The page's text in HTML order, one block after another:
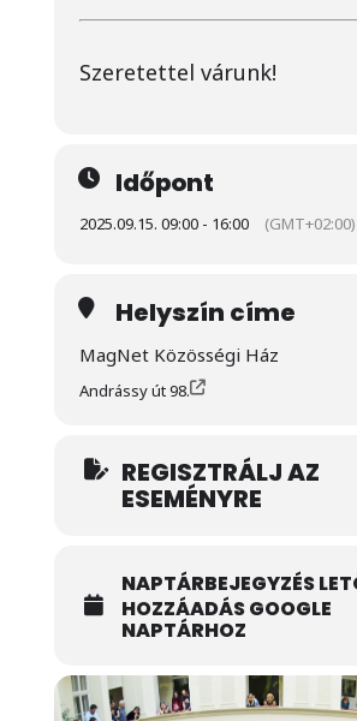
Szeretettel várunk!
Időpont
2025.09.15. 09:00 - 16:00 (GMT+02:00)
Helyszín címe
MagNet Közösségi Ház
Andrássy út 98.
REGISZTRÁLJ AZ
ESEMÉNYRE
NAPTÁRBEJEGYZÉS
HOZZÁADÁS GOOGLE
NAPTÁRHOZ